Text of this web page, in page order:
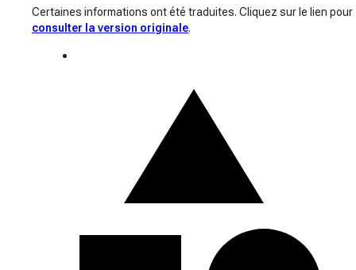
Certaines informations ont été traduites. Cliquez sur le lien pour
consulter la version originale.